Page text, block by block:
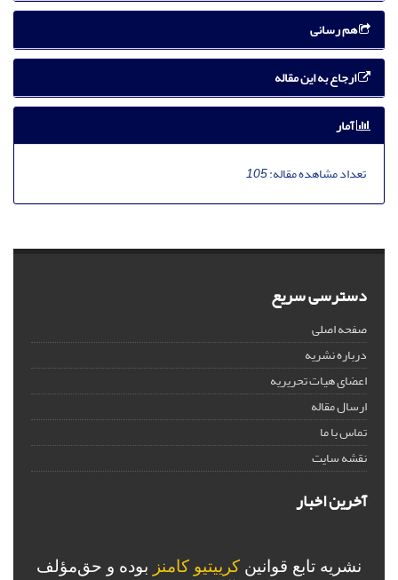
هم رسانی
ارجاع به این مقاله
آمار
تعداد مشاهده مقاله:105
دسترسی سریع
صفحه اصلی
درباره نشریه
اعضای هیات تحریریه
ارسال مقاله
تماس با ما
نقشه سایت
آخرین اخبار
نشریه تابع قوانین کرییتیو کامنز بوده و حق‌مؤلف